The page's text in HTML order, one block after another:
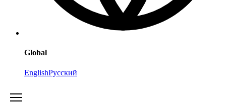
Global
EnglishРусский